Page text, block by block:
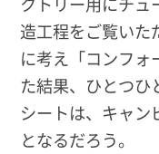
造工程をご覧いた
に考え「コンフォ
た結果、ひとつひ
シートは、キャン
となるだろう。